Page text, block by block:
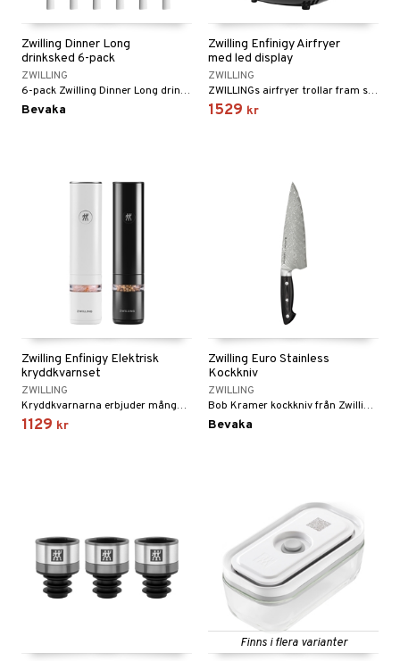
Zwilling Dinner Long
drinksked 6-pack
ZWILLING
6-pack Zwilling Dinner Long drinksked i rostfritt stål.
Bevaka
Zwilling Enfinigy Airfryer
med led display
ZWILLING
ZWILLINGs airfryer trollar fram salta och söta rätter på nolltid. Du kan enkelt tillaga krispiga pommes, pizza, kyckling eller många bakverk – med nästan inget tillsatt fett.
1529 kr
Zwilling Enfinigy Elektrisk
kryddkvarnset
ZWILLING
Kryddkvarnarna erbjuder många praktiska fördelar vid malning, du kan anpassa den till nästan alla malningsgrader; från fin till grov.
1129 kr
Zwilling Euro Stainless
Kockkniv
ZWILLING
Bob Kramer kockkniv från Zwilling är en ultimat allroundkniv som kan användas för att hacka upp örter och skära grönsaker, kött och fisk.
Bevaka
Finns i flera varianter